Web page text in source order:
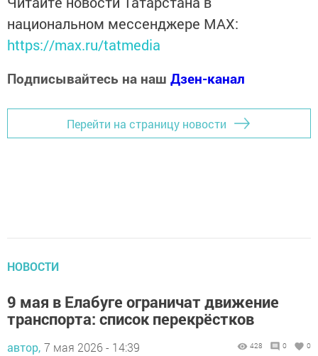
национальном мессенджере MАХ:
https://max.ru/tatmedia
Подписывайтесь на наш Дзен-канал
Перейти на страницу новости
НОВОСТИ
9 мая в Елабуге ограничат движение
транспорта: список перекрёстков
автор, 7 мая 2026 - 14:39 428 0 0